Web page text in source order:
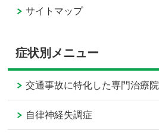
サイトマップ
症状別メニュー
交通事故に特化した専門治療院
自律神経失調症